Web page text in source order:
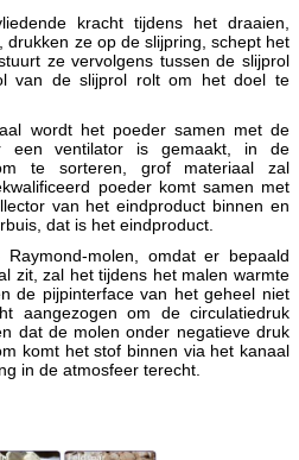
kracht tijdens het draaien,
drukken ze op de slijpring, schept het
ze vervolgens tussen de slijprol
van de slijprol rolt om het doel te
wordt het poeder samen met de
een ventilator is gemaakt, in de
te sorteren, grof materiaal zal
poeder komt samen met
van het eindproduct binnen en
dat is het eindproduct.
molen, omdat er bepaald
zit, zal het tijdens het malen warmte
de pijpinterface van het geheel niet
aangezogen om de circulatiedruk
dat de molen onder negatieve druk
komt het stof binnen via het kanaal
in de atmosfeer terecht.